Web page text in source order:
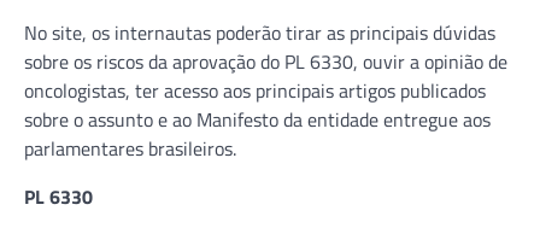
No site, os internautas poderão tirar as principais dúvidas
sobre os riscos da aprovação do PL 6330, ouvir a opinião de
oncologistas, ter acesso aos principais artigos publicados
sobre o assunto e ao Manifesto da entidade entregue aos
parlamentares brasileiros.
PL 6330